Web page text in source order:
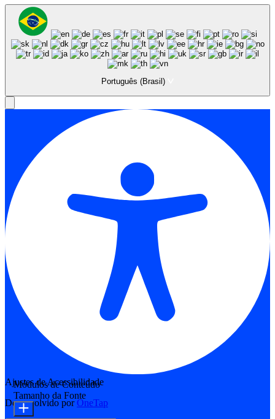
Português (Brasil)
Ajustes de Acessibilidade
Desenvolvido por OneTap
Módulos de Conteúdo
Tamanho da Fonte